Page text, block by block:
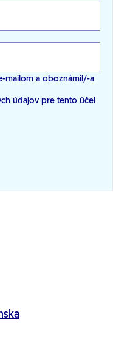
mailom a oboznámil/-a
údajov pre tento účel